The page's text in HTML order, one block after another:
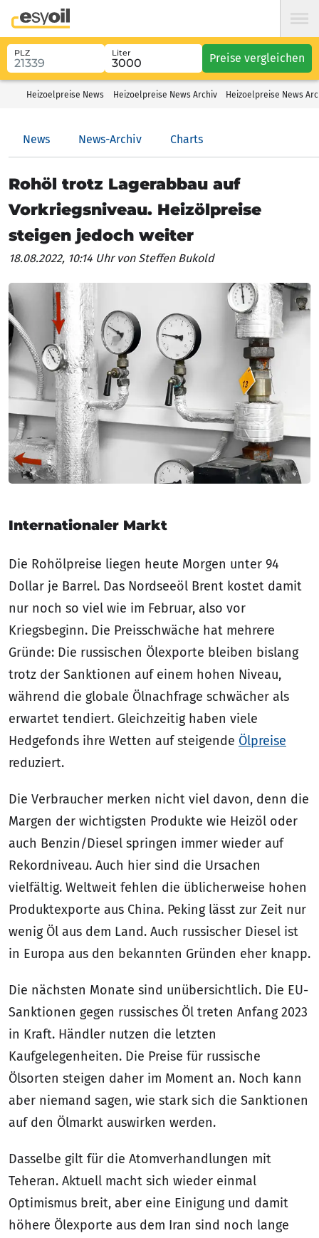
PLZ Liter Preise vergleichen
Heizoelpreise News Heizoelpreise News Archiv Heizoelpreise News
News News-Archiv Charts
Rohöl trotz Lagerabbau auf
Vorkriegsniveau. Heizölpreise
steigen jedoch weiter
18.08.2022, 10:14 Uhrvon Steffen Bukold
Internationaler Markt
Die Rohölpreise liegen heute Morgen unter 94
Dollar je Barrel. Das Nordseeöl Brent kostet damit
nur noch so viel wie im Februar, also vor
Kriegsbeginn. Die Preisschwäche hat mehrere
Gründe: Die russischen Ölexporte bleiben bislang
trotz der Sanktionen auf einem hohen Niveau,
während die globale Ölnachfrage schwächer als
erwartet tendiert. Gleichzeitig haben viele
Hedgefonds ihre Wetten auf steigende Ölpreise
reduziert.
Die Verbraucher merken nicht viel davon, denn die
Margen der wichtigsten Produkte wie Heizöl oder
auch Benzin/Diesel springen immer wieder auf
Rekordniveau. Auch hier sind die Ursachen
vielfältig. Weltweit fehlen die üblicherweise hohen
Produktexporte aus China. Peking lässt zur Zeit nur
wenig Öl aus dem Land. Auch russischer Diesel ist
in Europa aus den bekannten Gründen eher knapp.
Die nächsten Monate sind unübersichtlich. Die EU-
Sanktionen gegen russisches Öl treten Anfang 2023
in Kraft. Händler nutzen die letzten
Kaufgelegenheiten. Die Preise für russische
Ölsorten steigen daher im Moment an. Noch kann
aber niemand sagen, wie stark sich die Sanktionen
auf den Ölmarkt auswirken werden.
Dasselbe gilt für die Atomverhandlungen mit
Teheran. Aktuell macht sich wieder einmal
Optimismus breit, aber eine Einigung und damit
höhere Ölexporte aus dem Iran sind noch lange